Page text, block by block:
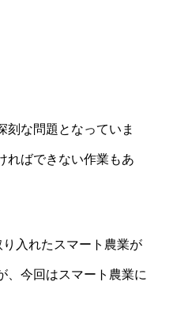
刻な問題となっていま
ればできない作業もあ
入れたスマート農業が
、今回はスマート農業に